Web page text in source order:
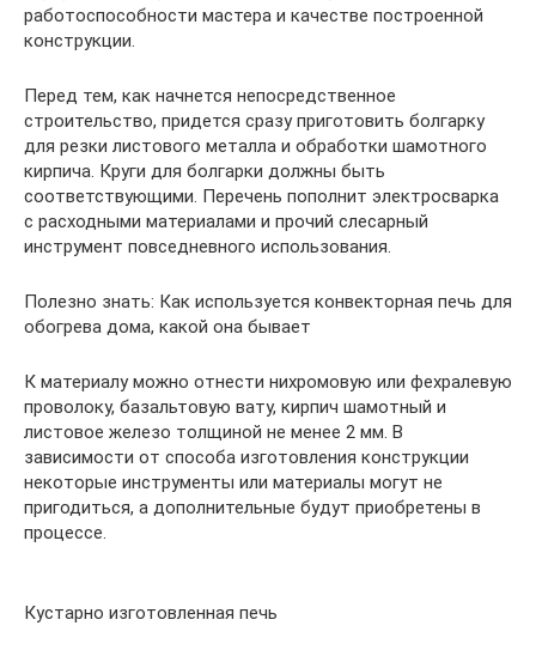
работоспособности мастера и качестве построенной
конструкции.
Перед тем, как начнется непосредственное
строительство, придется сразу приготовить болгарку
для резки листового металла и обработки шамотного
кирпича. Круги для болгарки должны быть
соответствующими. Перечень пополнит электросварка
с расходными материалами и прочий слесарный
инструмент повседневного использования.
Полезно знать: Как используется конвекторная печь для
обогрева дома, какой она бывает
К материалу можно отнести нихромовую или фехралевую
проволоку, базальтовую вату, кирпич шамотный и
листовое железо толщиной не менее 2 мм. В
зависимости от способа изготовления конструкции
некоторые инструменты или материалы могут не
пригодиться, а дополнительные будут приобретены в
процессе.
Кустарно изготовленная печь